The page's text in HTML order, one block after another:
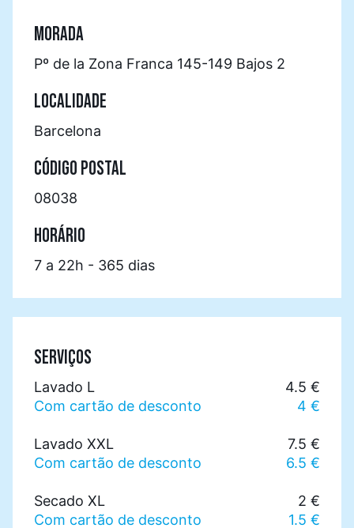
MORADA
Pº de la Zona Franca 145-149 Bajos 2
LOCALIDADE
Barcelona
CÓDIGO POSTAL
08038
HORÁRIO
7 a 22h - 365 dias
SERVIÇOS
Lavado L
4.5 €
Com cartão de desconto
4 €
Lavado XXL
7.5 €
Com cartão de desconto
6.5 €
Secado XL
2 €
Com cartão de desconto
1.5 €